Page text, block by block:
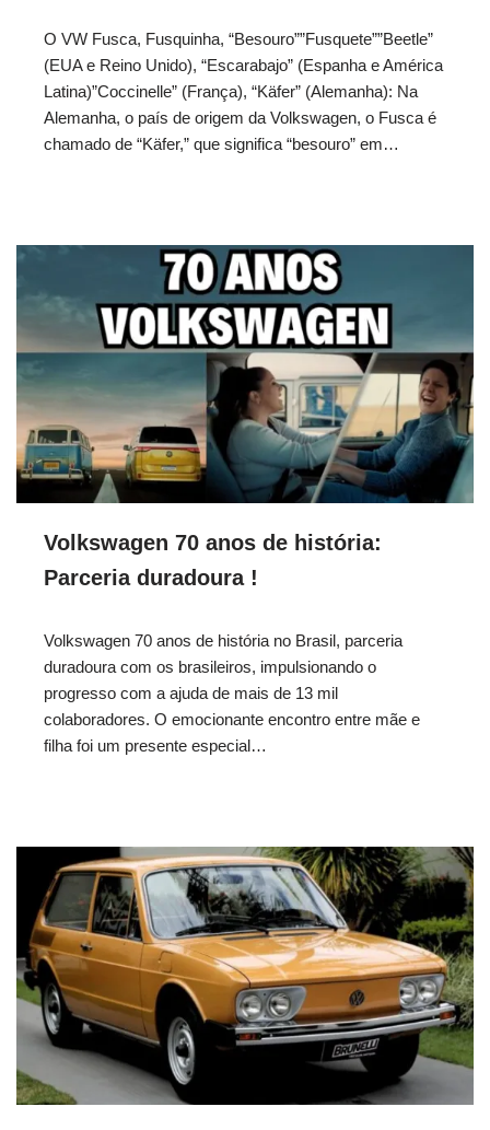
O VW Fusca, Fusquinha, “Besouro””Fusquete””Beetle”
(EUA e Reino Unido), “Escarabajo” (Espanha e América
Latina)”Coccinelle” (França), “Käfer” (Alemanha): Na
Alemanha, o país de origem da Volkswagen, o Fusca é
chamado de “Käfer,” que significa “besouro” em…
Volkswagen 70 anos de história:
Parceria duradoura !
Volkswagen 70 anos de história no Brasil, parceria
duradoura com os brasileiros, impulsionando o
progresso com a ajuda de mais de 13 mil
colaboradores. O emocionante encontro entre mãe e
filha foi um presente especial…